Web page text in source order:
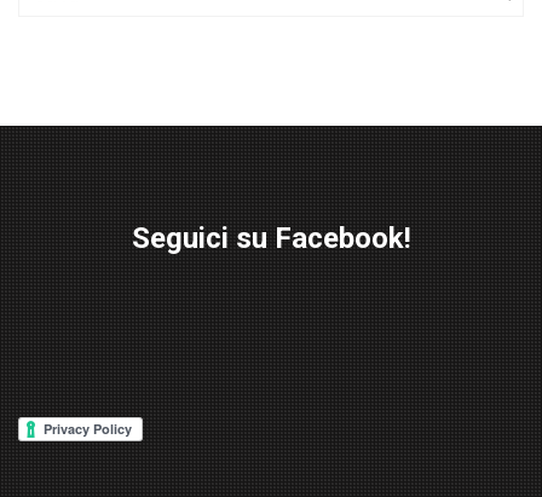
Seguici su Facebook!